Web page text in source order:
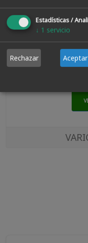
Estadísticas /
↓ 1 servicio
Rechazar